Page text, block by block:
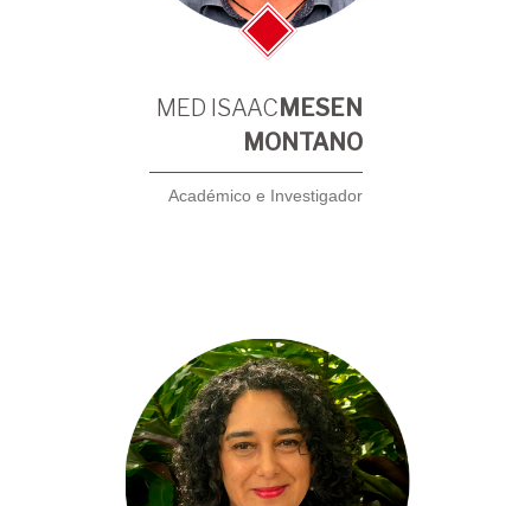
MED ISAACMESEN
MONTANO
Académico e Investigador